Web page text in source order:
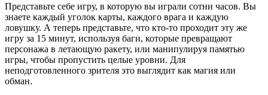
Представьте себе игру, в которую вы играли сотни часов. Вы
знаете каждый уголок карты, каждого врага и каждую
ловушку. А теперь представьте, что кто-то проходит эту же
игру за 15 минут, используя баги, которые превращают
персонажа в летающую ракету, или манипулируя памятью
игры, чтобы пропустить целые уровни. Для
неподготовленного зрителя это выглядит как магия или
обман.